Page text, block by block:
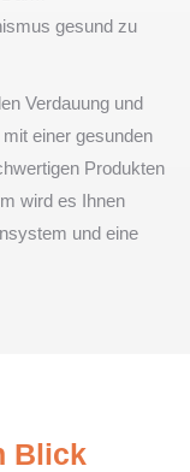
gesund zu
Verdauung und
einer gesunden
Produkten
wird es Ihnen
und eine
Blick